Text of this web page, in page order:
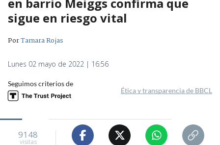
sigue en riesgo vital
PorTamara Rojas
Lunes 02 mayo de 2022 | 16:56
Seguimos criterios de
Ética y transparencia de BBCL
9148
visitas